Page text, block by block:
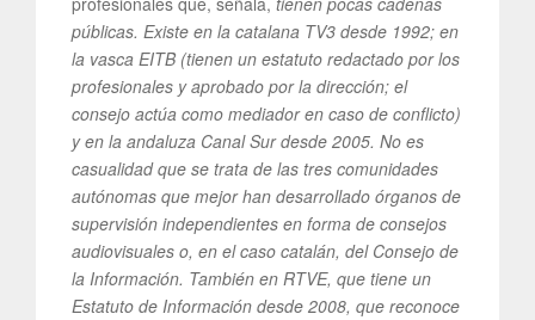
públicas. Existe en la catalana TV3 desde 1992; en
la vasca EITB (tienen un estatuto redactado por los
profesionales y aprobado por la dirección; el
consejo actúa como mediador en caso de conflicto)
y en la andaluza Canal Sur desde 2005. No es
casualidad que se trata de las tres comunidades
autónomas que mejor han desarrollado órganos de
supervisión independientes en forma de consejos
audiovisuales o, en el caso catalán, del Consejo de
la Información. También en RTVE, que tiene un
Estatuto de Información desde 2008, que reconoce